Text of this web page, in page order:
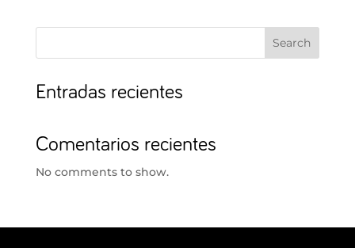
Search
Entradas recientes
Comentarios recientes
No comments to show.